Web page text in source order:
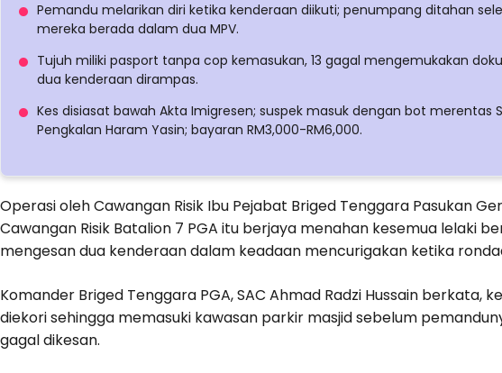
Pemandu melarikan diri ketika kenderaan diikuti; penumpang ditahan
mereka berada dalam dua MPV.
Tujuh miliki pasport tanpa cop kemasukan, 13 gagal mengemukakan
dua kenderaan dirampas.
Kes disiasat bawah Akta Imigresen; suspek masuk dengan bot merentas
Pengkalan Haram Yasin; bayaran RM3,000-RM6,000.
Operasi oleh Cawangan Risik Ibu Pejabat Briged Tenggara Pasukan
Cawangan Risik Batalion 7 PGA itu berjaya menahan kesemua lelaki
mengesan dua kenderaan dalam keadaan mencurigakan ketika
Komander Briged Tenggara PGA, SAC Ahmad Radzi Hussain berkata,
diekori sehingga memasuki kawasan parkir masjid sebelum
gagal dikesan.